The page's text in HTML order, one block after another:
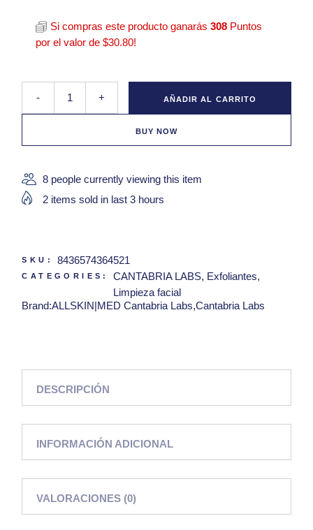
Si compras este producto ganarás308 Puntos
por el valor de$30.80!
ALLSKIN|MED PREPARATION Renewal Scrub 50 g quantity
-
+ AÑADIR AL CARRITO
BUY NOW
8 people currently viewing this item
2 items sold in last 3 hours
SKU: 8436574364521
CATEGORIES: CANTABRIA LABS, Exfoliantes,
Limpieza facial
Brand:ALLSKIN|MED Cantabria Labs,Cantabria Labs
DESCRIPCIÓN
INFORMACIÓN ADICIONAL
VALORACIONES (0)